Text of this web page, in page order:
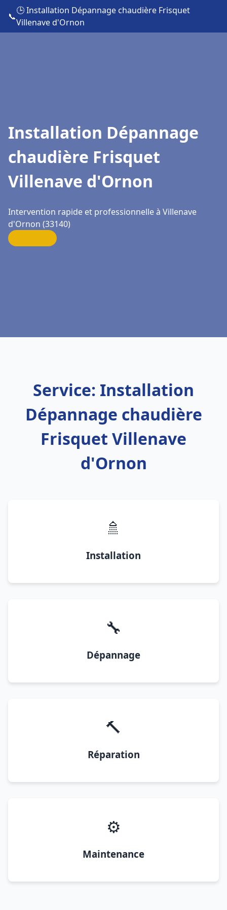
📞
🕒 Installation Dépannage chaudière Frisquet
Villenave d'Ornon
Installation Dépannage
chaudière Frisquet
Villenave d'Ornon
Intervention rapide et professionnelle à Villenave
d'Ornon (33140)
Service: Installation
Dépannage chaudière
Frisquet Villenave
d'Ornon
🚿
Installation
🔧
Dépannage
🔨
Réparation
⚙️
Maintenance